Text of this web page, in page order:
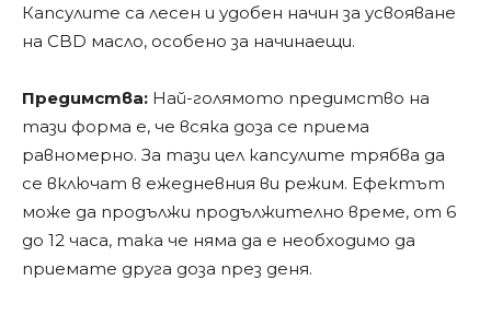
Капсулите са лесен и удобен начин за усвояване
на CBD масло, особено за начинаещи.
Предимства: Най-голямото предимство на
тази форма е, че всяка доза се приема
равномерно. За тази цел капсулите трябва да
се включат в ежедневния ви режим. Ефектът
може да продължи продължително време, от 6
до 12 часа, така че няма да е необходимо да
приемате друга доза през деня.